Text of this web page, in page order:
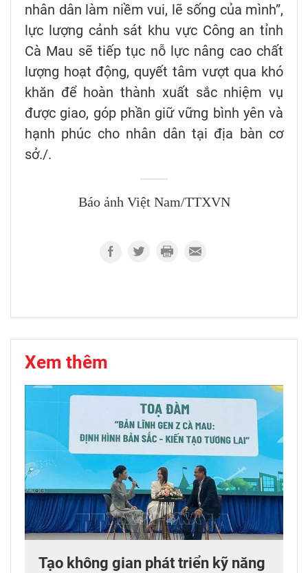
nhân dân làm niềm vui, lẽ sống của mình”,
lực lượng cảnh sát khu vực Công an tỉnh
Cà Mau sẽ tiếp tục nỗ lực nâng cao chất
lượng hoạt động, quyết tâm vượt qua khó
khăn để hoàn thành xuất sắc nhiệm vụ
được giao, góp phần giữ vững bình yên và
hạnh phúc cho nhân dân tại địa bàn cơ
sở./.
Báo ảnh Việt Nam/TTXVN
Xem thêm
Tạo không gian phát triển kỹ năng